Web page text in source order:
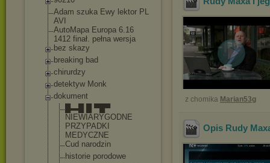
Adam szuka Ewy lektor PL
AVI
AutoMapa Europa 6.16
1412 finał. pełna wersja
bez skazy
breaking bad
chirurdzy
detektyw Monk
dokument
█▬█ █ ▀█▀
NIEWIARYGODNE
PRZYPADKI
MEDYCZNE
Cud narodzin
historie porodowe
z chomika Marian53g
Opis Rudy